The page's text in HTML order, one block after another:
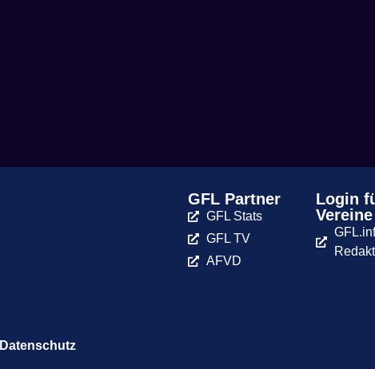
GFL Partner
GFL Stats
GFL TV
AFVD
Login
Vereine
Datenschutz